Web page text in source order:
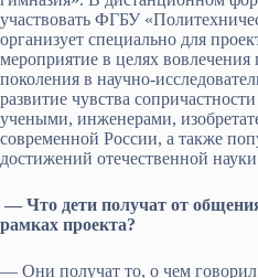
участвовать ФГБУ
организует специально для
мероприятие в целях
поколения в научно-
развитие чувства
учеными, инженерами,
современной России, а также
достижений отечественной
— Что дети получат от
рамках проекта?
— Они получат то, о чем